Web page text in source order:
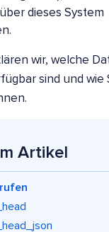
dieses System
wir, welche
sind und wie
Artikel